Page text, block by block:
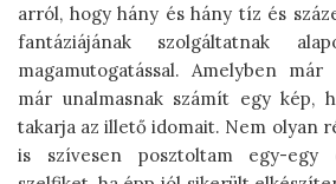
arról, hogy hány és hány tíz és
fantáziájának szolgáltatnak
magamutogatással. Amelyben
már unalmasnak számít egy kép,
takarja az illető idomait. Nem olyan
is szívesen posztoltam egy-egy